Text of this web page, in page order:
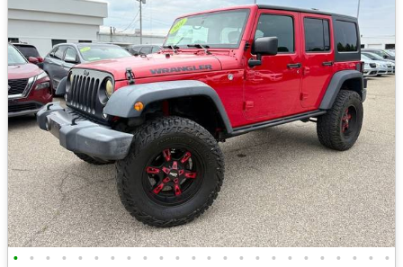
• • • • • • • • • • • • • • • • • • • • • • • •